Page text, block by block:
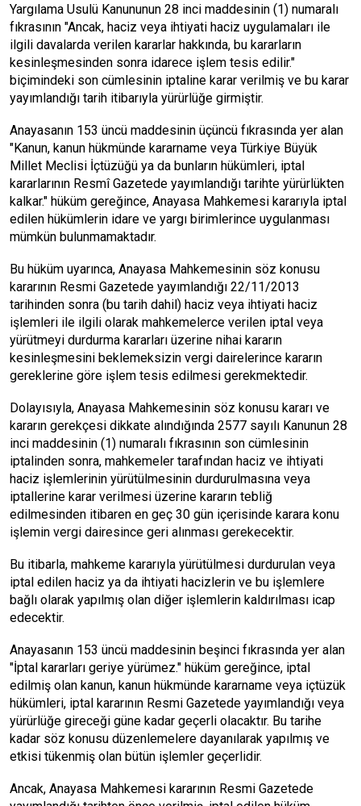
Yargılama Usulü Kanununun 28 inci maddesinin (1) numaralı
fıkrasının "Ancak, haciz veya ihtiyati haciz uygulamaları ile
ilgili davalarda verilen kararlar hakkında, bu kararların
kesinleşmesinden sonra idarece işlem tesis edilir."
biçimindeki son cümlesinin iptaline karar verilmiş ve bu karar
yayımlandığı tarih itibarıyla yürürlüğe girmiştir.
Anayasanın 153 üncü maddesinin üçüncü fıkrasında yer alan
"Kanun, kanun hükmünde kararname veya Türkiye Büyük
Millet Meclisi İçtüzüğü ya da bunların hükümleri, iptal
kararlarının Resmî Gazetede yayımlandığı tarihte yürürlükten
kalkar." hüküm gereğince, Anayasa Mahkemesi kararıyla iptal
edilen hükümlerin idare ve yargı birimlerince uygulanması
mümkün bulunmamaktadır.
Bu hüküm uyarınca, Anayasa Mahkemesinin söz konusu
kararının Resmi Gazetede yayımlandığı 22/11/2013
tarihinden sonra (bu tarih dahil) haciz veya ihtiyati haciz
işlemleri ile ilgili olarak mahkemelerce verilen iptal veya
yürütmeyi durdurma kararları üzerine nihai kararın
kesinleşmesini beklemeksizin vergi dairelerince kararın
gereklerine göre işlem tesis edilmesi gerekmektedir.
Dolayısıyla, Anayasa Mahkemesinin söz konusu kararı ve
kararın gerekçesi dikkate alındığında 2577 sayılı Kanunun 28
inci maddesinin (1) numaralı fıkrasının son cümlesinin
iptalinden sonra, mahkemeler tarafından haciz ve ihtiyati
haciz işlemlerinin yürütülmesinin durdurulmasına veya
iptallerine karar verilmesi üzerine kararın tebliğ
edilmesinden itibaren en geç 30 gün içerisinde karara konu
işlemin vergi dairesince geri alınması gerekecektir.
Bu itibarla, mahkeme kararıyla yürütülmesi durdurulan veya
iptal edilen haciz ya da ihtiyati hacizlerin ve bu işlemlere
bağlı olarak yapılmış olan diğer işlemlerin kaldırılması icap
edecektir.
Anayasanın 153 üncü maddesinin beşinci fıkrasında yer alan
"İptal kararları geriye yürümez." hüküm gereğince, iptal
edilmiş olan kanun, kanun hükmünde kararname veya içtüzük
hükümleri, iptal kararının Resmi Gazetede yayımlandığı veya
yürürlüğe gireceği güne kadar geçerli olacaktır. Bu tarihe
kadar söz konusu düzenlemelere dayanılarak yapılmış ve
etkisi tükenmiş olan bütün işlemler geçerlidir.
Ancak, Anayasa Mahkemesi kararının Resmi Gazetede